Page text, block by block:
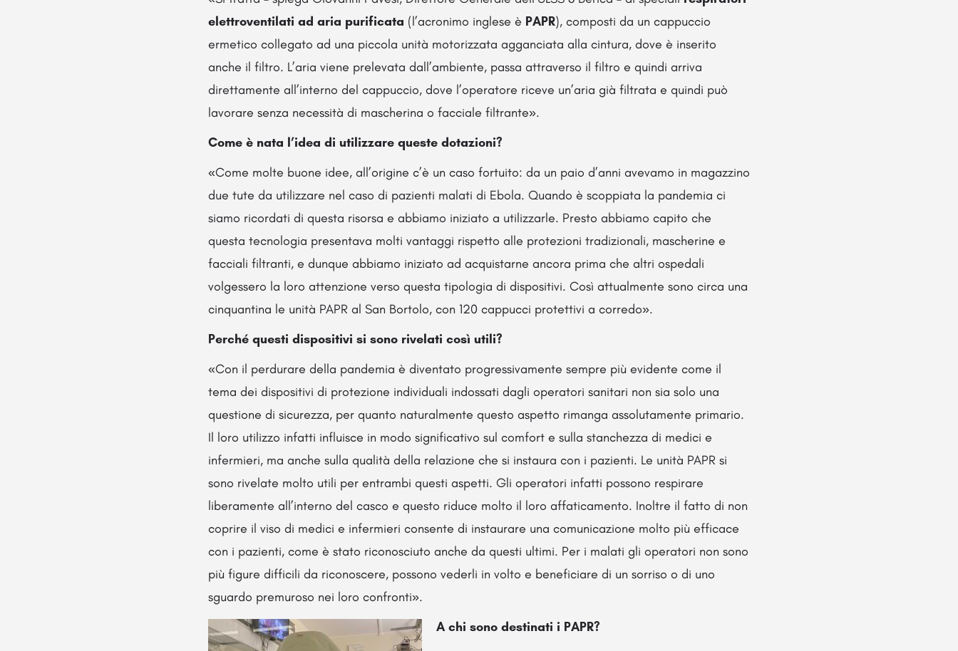
elettroventilati ad aria purificata (l’acronimo inglese è PAPR), composti da un cappuccio
ermetico collegato ad una piccola unità motorizzata agganciata alla cintura, dove è inserito
anche il filtro. L’aria viene prelevata dall’ambiente, passa attraverso il filtro e quindi arriva
direttamente all’interno del cappuccio, dove l’operatore riceve un’aria già filtrata e quindi può
lavorare senza necessità di mascherina o facciale filtrante».
Come è nata l’idea di utilizzare queste dotazioni?
«Come molte buone idee, all’origine c’è un caso fortuito: da un paio d’anni avevamo in magazzino
due tute da utilizzare nel caso di pazienti malati di Ebola. Quando è scoppiata la pandemia ci
siamo ricordati di questa risorsa e abbiamo iniziato a utilizzarle. Presto abbiamo capito che
questa tecnologia presentava molti vantaggi rispetto alle protezioni tradizionali, mascherine e
facciali filtranti, e dunque abbiamo iniziato ad acquistarne ancora prima che altri ospedali
volgessero la loro attenzione verso questa tipologia di dispositivi. Così attualmente sono circa una
cinquantina le unità PAPR al San Bortolo, con 120 cappucci protettivi a corredo».
Perché questi dispositivi si sono rivelati così utili?
«Con il perdurare della pandemia è diventato progressivamente sempre più evidente come il
tema dei dispositivi di protezione individuali indossati dagli operatori sanitari non sia solo una
questione di sicurezza, per quanto naturalmente questo aspetto rimanga assolutamente primario.
Il loro utilizzo infatti influisce in modo significativo sul comfort e sulla stanchezza di medici e
infermieri, ma anche sulla qualità della relazione che si instaura con i pazienti. Le unità PAPR si
sono rivelate molto utili per entrambi questi aspetti. Gli operatori infatti possono respirare
liberamente all’interno del casco e questo riduce molto il loro affaticamento. Inoltre il fatto di non
coprire il viso di medici e infermieri consente di instaurare una comunicazione molto più efficace
con i pazienti, come è stato riconosciuto anche da questi ultimi. Per i malati gli operatori non sono
più figure difficili da riconoscere, possono vederli in volto e beneficiare di un sorriso o di uno
sguardo premuroso nei loro confronti».
A chi sono destinati i PAPR?